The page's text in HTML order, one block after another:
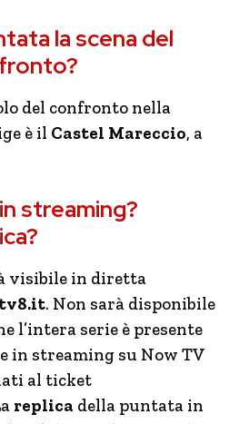
la scena del
del confronto nella
è il Castel Mareccio, a
streaming?
visibile in diretta
tv8.it. Non sarà disponibile
l’intera serie è presente
in streaming su Now TV
al ticket
replica della puntata in